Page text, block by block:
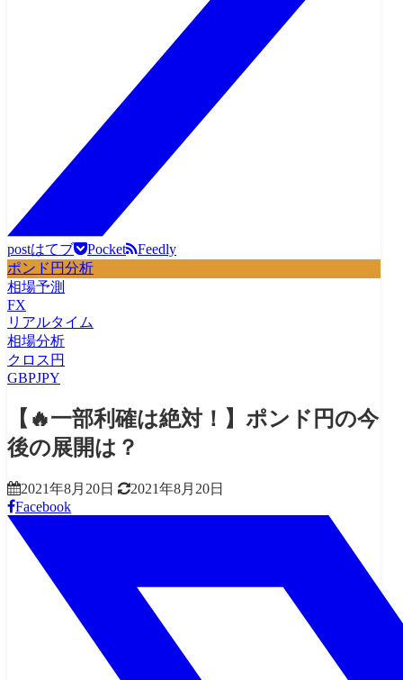
postはてブ Pocket
Feedly
ポンド円分析
相場予測
FX
リアルタイム
相場分析
クロス円
GBPJPY
【🔥一部利確は絶対！】ポンド円の今
後の展開は？
2021年8月20日
2021年8月20日
Facebook